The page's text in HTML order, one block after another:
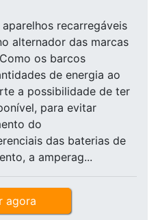
recarregáveis
alternador das marcas
os barcos
de energia ao
a possibilidade de ter
para evitar
do
das baterias de
a amperag...
agora